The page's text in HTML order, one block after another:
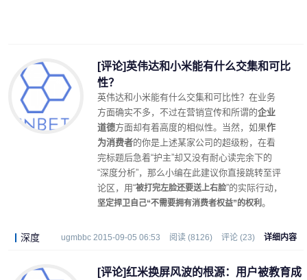
[评论]英伟达和小米能有什么交集和可比
性？
英伟达和小米能有什么交集和可比性？在业务
方面确实不多，不过在营销宣传和所谓的企业
道德方面却有着高度的相似性。当然，如果作
为消费者的你是上述某家公司的超级粉，在看
完标题后急着“护主”却又没有耐心读完余下的
“深度分析”，那么小编在此建议你直接跳转至评
论区，用“被打完左脸还要送上右脸”的实际行动，
坚定捍卫自己“不需要拥有消费者权益”的权利。
深度 ugmbbc 2015-09-05 06:53 阅读 (8126) 评论 (23) 详细内容
[评论]红米换屏风波的根源：用户被教育成